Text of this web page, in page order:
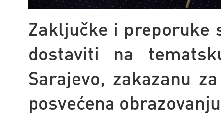
Zaključke i preporuke
dostaviti na
Sarajevo, zakazanu
posvećena